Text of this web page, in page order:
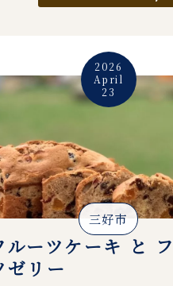
2026
April
23
三好市
ルーツケーキ と
ゼリー